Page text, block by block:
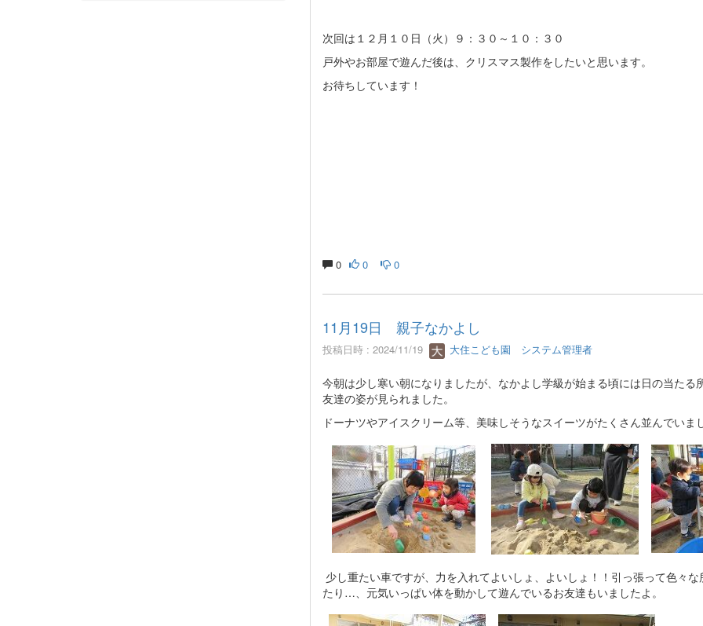
次回は１２月１０日（火）９：３０～１０：３０
戸外やお部屋で遊んだ後は、クリスマス製作をしたいと思います。
お待ちしています！
0 0 0
11月19日 親子なかよし
投稿日時 : 2024/11/19 大住こども園 システム管理者
今朝は少し寒い朝になりましたが、なかよし学級が始まる頃には日の当た
友達の姿が見られました。
ドーナツやアイスクリーム等、美味しそうなスイーツがたくさん並んでいま
少し重たい車ですが、力を入れてよいしょ、よいしょ！！引っ張って色々
たり…、元気いっぱい体を動かして遊んでいるお友達もいましたよ。